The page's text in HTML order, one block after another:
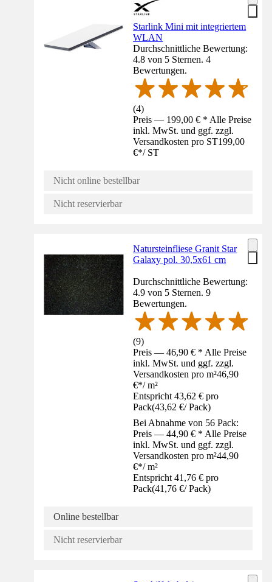
Starlink Mini mit integriertem
WLAN
Durchschnittliche Bewertung:
4.8 von 5 Sternen. 4
Bewertungen.
(4)
Preis — 199,00 € * Alle Preise
inkl. MwSt. und ggf. zzgl.
Versandkosten pro ST199,00
€*/ ST
Nicht online bestellbar
Nicht reservierbar
Natursteinfliese Granit Star
Galaxy pol. 30,5x61 cm
Durchschnittliche Bewertung:
4.9 von 5 Sternen. 9
Bewertungen.
(9)
Preis — 46,90 € * Alle Preise
inkl. MwSt. und ggf. zzgl.
Versandkosten pro m²46,90
€*/ m²
Entspricht 43,62 € pro
Pack(43,62 €/ Pack)
Bei Abnahme von 56 Pack:
Preis — 44,90 € * Alle Preise
inkl. MwSt. und ggf. zzgl.
Versandkosten pro m²44,90
€*/ m²
Entspricht 41,76 € pro
Pack(41,76 €/ Pack)
Online bestellbar
Nicht reservierbar